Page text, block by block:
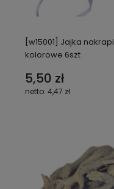
[w15001] Jajka
kolorowe 6szt
5,50 zł
4,47 zł